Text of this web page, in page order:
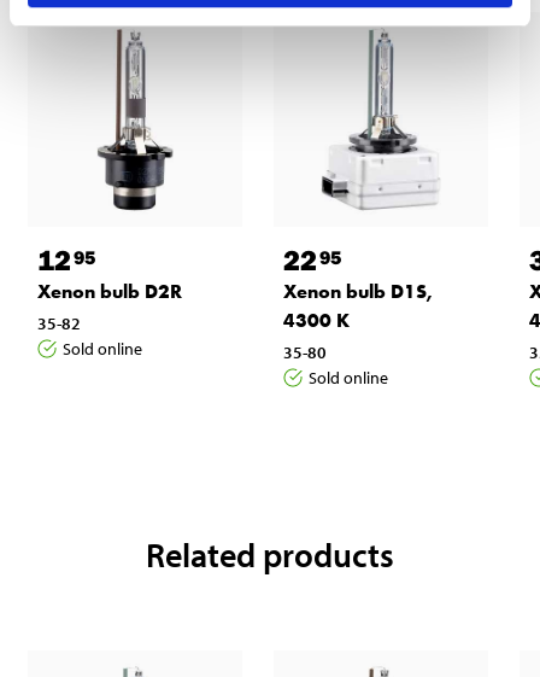
1295
Xenon bulb D2R
35-82
Sold online
2295
Xenon bulb D1S,
4300 K
35-80
Sold online
Related products